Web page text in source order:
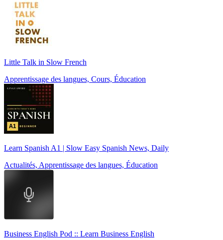
Little Talk in Slow French
Apprentissage des langues, Cours, Éducation
Learn Spanish A1 | Slow Easy Spanish News, Daily
Actualités, Apprentissage des langues, Éducation
Business English Pod :: Learn Business English